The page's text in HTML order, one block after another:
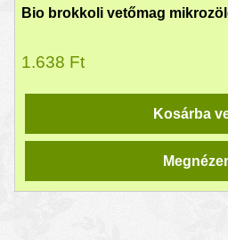
Bio brokkoli vetőmag
1.638 Ft
Kosárba